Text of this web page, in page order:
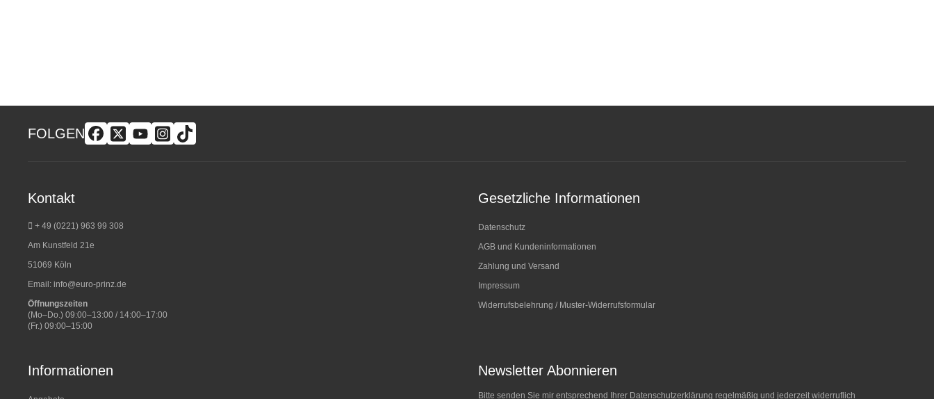
FOLGEN
Kontakt
+ 49 (0221) 963 99 308
Am Kunstfeld 21e
51069 Köln
Email: info@euro-prinz.de
Öffnungszeiten
(Mo–Do.) 09:00–13:00 / 14:00–17:00
(Fr.) 09:00–15:00
Gesetzliche Informationen
Datenschutz
AGB und Kundeninformationen
Zahlung und Versand
Impressum
Widerrufsbelehrung / Muster-Widerrufsformular
Informationen Newsletter Abonnieren
Bitte senden Sie mir entsprechend Ihrer Datenschutzerklärung regelmäßig und jederzeit widerruflich